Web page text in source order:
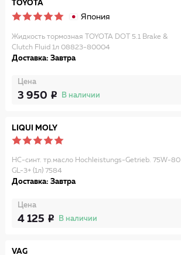
TOYOTA
Япония
Жидкость тормозная TOYOTA DOT 5.1 Brake &
Clutch Fluid 1л 08823-80004
Доставка: Завтра
Цена
3 950 В наличии
LIQUI MOLY
НС-синт. тр.масло Hochleistungs-Getrieb. 75W-80
GL-3+ (1л) 7584
Доставка: Завтра
Цена
4 125 В наличии
VAG